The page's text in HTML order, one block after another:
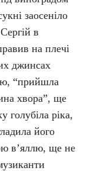
заосеніло
в
на плечі
джинсах
“прийшла
хвора”, ще
голубіла ріка,
його
в’яллю, ще не